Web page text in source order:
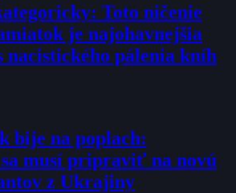
Toto ničenie
je najohavnejšia
nacistického pálenia kníh
bije na poplach:
sa musí pripraviť na novú
z Ukrajiny